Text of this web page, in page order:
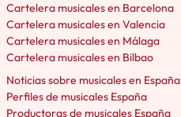
Cartelera musicales en Barcelona
Cartelera musicales en Valencia
Cartelera musicales en Málaga
Cartelera musicales en Bilbao
Noticias sobre musicales en España
Perfiles de musicales España
Productoras de musicales España